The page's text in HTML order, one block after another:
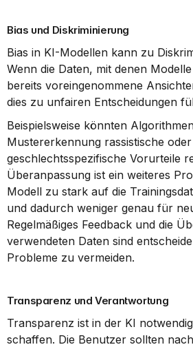
Bias und Diskriminierung
Bias in KI-Modellen kann zu
Wenn die Daten, mit denen
bereits voreingenommene
dies zu unfairen Entscheidungen
Beispielsweise könnten
Mustererkennung rassistische oder
geschlechtsspezifische Vorurteile
Überanpassung ist ein weiteres
Modell zu stark auf die
und dadurch weniger genau für
Regelmäßiges Feedback und die
verwendeten Daten sind
Probleme zu vermeiden.
Transparenz und Verantwortung
Transparenz ist in der KI
schaffen. Die Benutzer sollten